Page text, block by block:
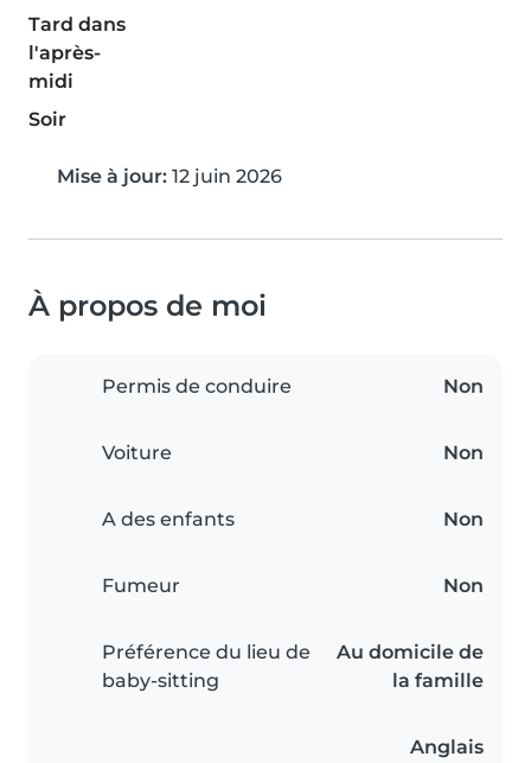
Tard dans
l'après-
midi
Soir
Mise à jour: 12 juin 2026
À propos de moi
Permis de conduire Non
Voiture Non
A des enfants Non
Fumeur Non
Préférence du lieu de
baby-sitting
Au domicile de
la famille
Anglais